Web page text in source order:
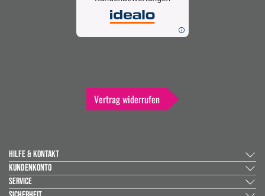
Vertrag widerrufen
HILFE & KONTAKT
KUNDENKONTO
SERVICE